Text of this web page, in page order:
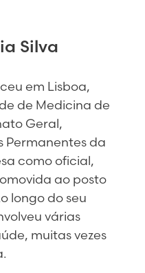
Silva
em Lisboa,
de Medicina de
Geral,
Permanentes da
como oficial,
ao posto
longo do seu
várias
muitas vezes